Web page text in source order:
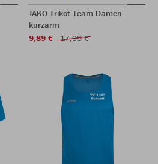
JAKO Trikot Team Damen
kurzarm
9,89 €
17,99 €